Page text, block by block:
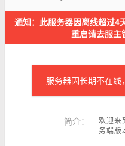
通知：此服务器因离线超过4
重启请去服主
服务器因长期不在线
简介：
欢迎来
务端版